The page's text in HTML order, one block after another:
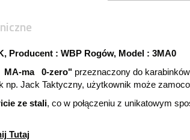
Producent : WBP Rogów, Model : 3MA0
MA-ma 0-zero" przeznaczony do
np. Jack Taktyczny, użytkownik może
ze stali, co w połączeniu z unikatowym
Tutaj